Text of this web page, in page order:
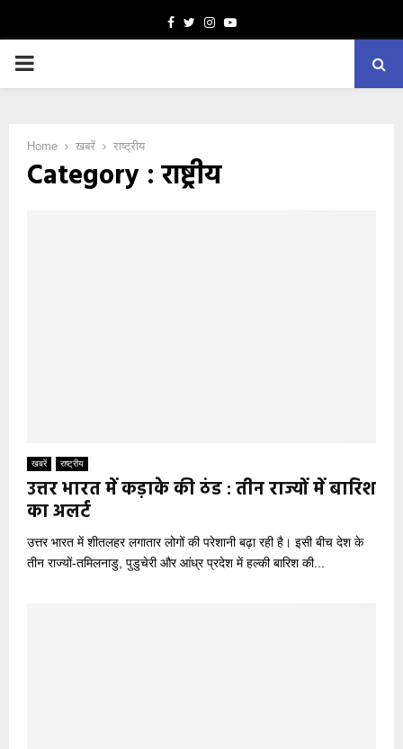
Facebook
TwitterInstagram
Youtube
PRIMARY
Home खबरें राष्ट्रीय
Category : राष्ट्रीय
खबरें राष्ट्रीय
उत्तर भारत में कड़ाके की ठंड : तीन राज्यों में बारिश
का अलर्ट
उत्तर भारत में शीतलहर लगातार लोगों की परेशानी बढ़ा रही है। इसी बीच देश के
तीन राज्यों-तमिलनाडु, पुडुचेरी और आंध्र प्रदेश में हल्की बारिश की...